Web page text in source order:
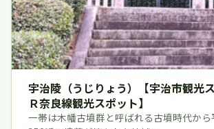
宇治陵（うじりょう）【宇治市観光
Ｒ奈良線観光スポット】
一帯は木幡古墳群と呼ばれる古墳時代から